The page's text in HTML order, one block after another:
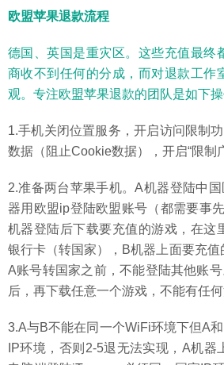
欧盟苹果退款流程
德国、英国是重灾区。这些充值最终
商收不到任何的分成，而对退款工作
观。专注欧盟苹果退款的团队是如下操
1.手机关闭位置服务，开启访问限制
数据（阻止Cookie数据），开启“限制
2.准备两台苹果手机。A机器登陆中
器用欧盟ip登陆欧盟账号（都需要事
机器登陆后下载要充值的游戏，在这
银行卡（转国家），B机器上面要充
A账号转国家之前，不能登陆其他账
后，再下载任意一个游戏，不能有任何
3.A与B不能在同一个WiFi环境下但A
IP环境，否则2-5退无法实现，A机器